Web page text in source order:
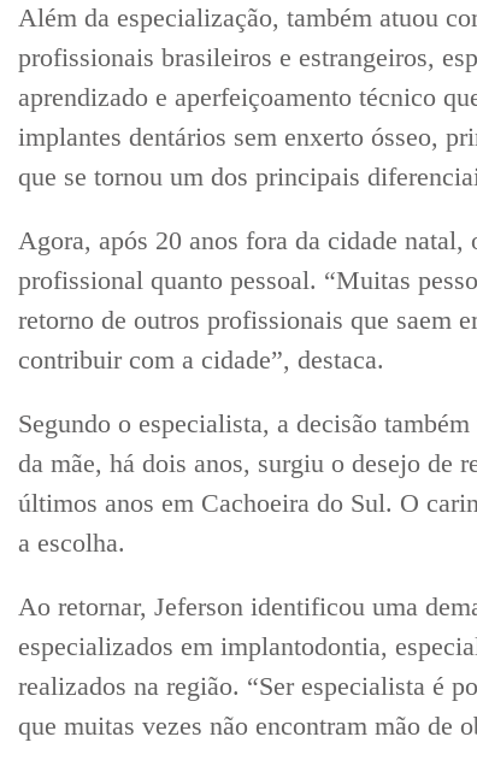
Além da especialização, também atuou
profissionais brasileiros e estrangeiros,
aprendizado e aperfeiçoamento técnico
implantes dentários sem enxerto ósseo,
que se tornou um dos principais
Agora, após 20 anos fora da cidade
profissional quanto pessoal. “Muitas
retorno de outros profissionais que saem
contribuir com a cidade”, destaca.
Segundo o especialista, a decisão
da mãe, há dois anos, surgiu o desejo de
últimos anos em Cachoeira do Sul. O
a escolha.
Ao retornar, Jeferson identificou uma
especializados em implantodontia,
realizados na região. “Ser especialista é
que muitas vezes não encontram mão de